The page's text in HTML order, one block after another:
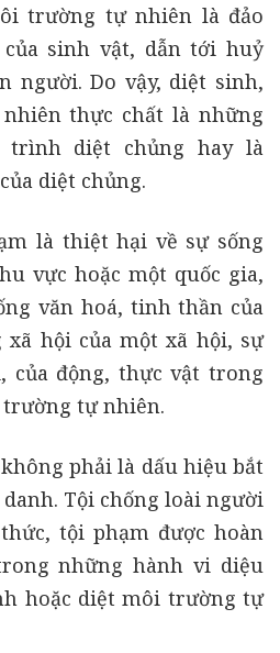
trường tự nhiên là đảo
sinh vật, dẫn tới huỷ
người. Do vậy, diệt sinh,
thực chất là những
trình diệt chủng hay là
diệt chủng.
là thiệt hại về sự sống
vực hoặc một quốc gia,
văn hoá, tinh thần của
hội của một xã hội, sự
của động, thực vật trong
tự nhiên.
phải là dấu hiệu bắt
Tội chống loài người
tội phạm được hoàn
những hành vi diệu
hoặc diệt môi trường tự